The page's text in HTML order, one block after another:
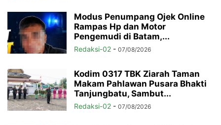
Modus Penumpang Ojek Online
Rampas Hp dan Motor
Pengemudi di Batam,...
Redaksi-02 - 07/08/2026
Kodim 0317 TBK Ziarah Taman
Makam Pahlawan Pusara Bhakti
Tanjungbatu, Sambut...
Redaksi-02 - 07/08/2026